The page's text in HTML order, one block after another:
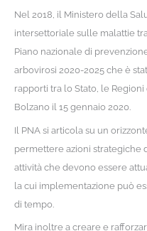
Nel 2018, il Ministero della
intersettoriale sulle malattie
Piano nazionale di
arbovirosi 2020-2025 che è
rapporti tra lo Stato, le
Bolzano il 15 gennaio 2020.
Il PNA si articola su un
permettere azioni strategiche
attività che devono essere
la cui implementazione può
di tempo.
Mira inoltre a creare e